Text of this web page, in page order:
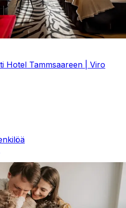
Hotel Tammsaareen | Viro